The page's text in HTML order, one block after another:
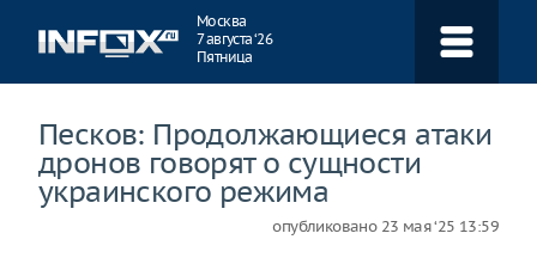
Москва
7 августа ‘26
Пятница
Песков: Продолжающиеся атаки
дронов говорят о сущности
украинского режима
опубликовано 23 мая ‘25 13:59